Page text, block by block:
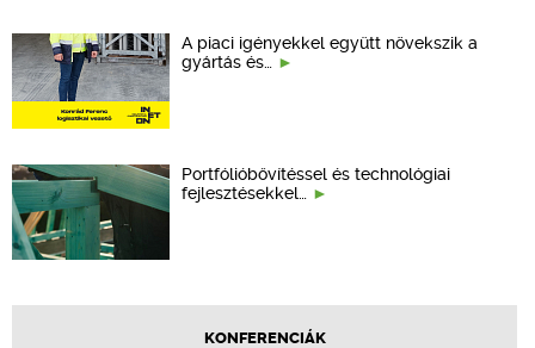
A piaci igényekkel együtt növekszik a
gyártás és…
Portfólióbővítéssel és technológiai
fejlesztésekkel…
KONFERENCIÁK